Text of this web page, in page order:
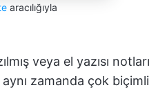
aracılığıyla
veya el yazısı notları
zamanda çok biçimli